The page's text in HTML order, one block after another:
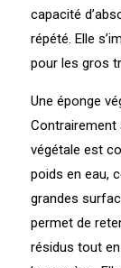
capacité
répété. Elle
pour les gros
Une éponge
Contrairement
végétale est
poids en eau,
grandes
permet de
résidus tout